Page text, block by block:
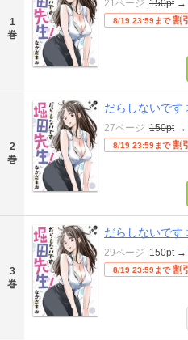
1
巻
21ページ |150pt →
8/19 23:59まで 割
2
巻
だらしないです
27ページ |150pt →
8/19 23:59まで 割
3
巻
だらしないです
29ページ |150pt →
8/19 23:59まで 割